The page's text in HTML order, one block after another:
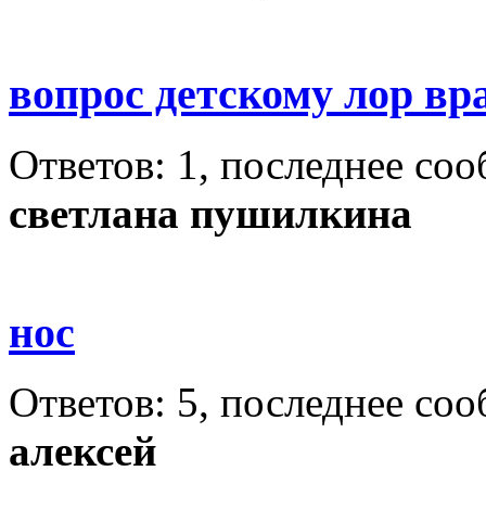
вопрос детскому лор
Ответов: 1, последнее
светлана пушилкина
нос
Ответов: 5, последнее
алексей